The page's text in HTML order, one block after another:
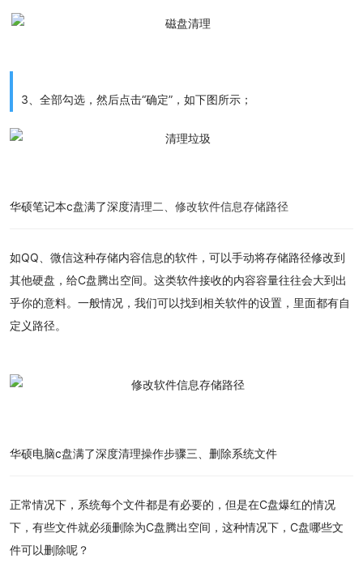
3、全部勾选，然后点击“确定”，如下图所示；
华硕笔记本c盘满了深度清理二、修改软件信息存储路径
如QQ、微信这种存储内容信息的软件，可以手动将存储路径修改到
其他硬盘，给C盘腾出空间。这类软件接收的内容容量往往会大到出
乎你的意料。一般情况，我们可以找到相关软件的设置，里面都有自
定义路径。
华硕电脑c盘满了深度清理操作步骤三、删除系统文件
正常情况下，系统每个文件都是有必要的，但是在C盘爆红的情况
下，有些文件就必须删除为C盘腾出空间，这种情况下， C盘哪些文
件可以删除呢？